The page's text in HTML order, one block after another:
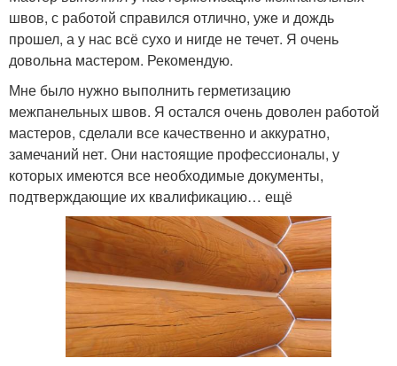
швов, с работой справился отлично, уже и дождь
прошел, а у нас всё сухо и нигде не течет. Я очень
довольна мастером. Рекомендую.
Мне было нужно выполнить герметизацию
межпанельных швов. Я остался очень доволен работой
мастеров, сделали все качественно и аккуратно,
замечаний нет. Они настоящие профессионалы, у
которых имеются все необходимые документы,
подтверждающие их квалификацию… ещё